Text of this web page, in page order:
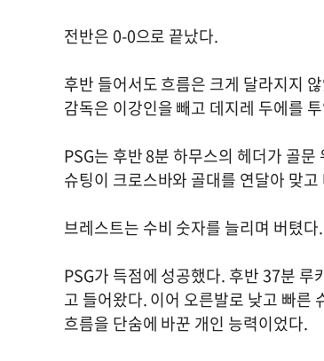
전반은 0-0으로 끝났다.
후반 들어서도 흐름은 크게 달라지지
감독은 이강인을 빼고 데지레 두에를
PSG는 후반 8분 하무스의 헤더가 골
슈팅이 크로스바와 골대를 연달아 맞
브레스트는 수비 숫자를 늘리며 버텼
PSG가 득점에 성공했다. 후반 37분
고 들어왔다. 이어 오른발로 낮고 빠른
흐름을 단숨에 바꾼 개인 능력이었다.